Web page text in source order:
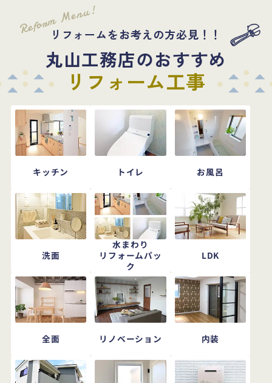
Reform Menu!
リフォームをお考えの方必見！！
丸山工務店のおすすめ
リフォーム工事
キッチン トイレ お風呂
洗面
水まわり
リフォームパッ
ク
LDK
全面 リノベーション 内装